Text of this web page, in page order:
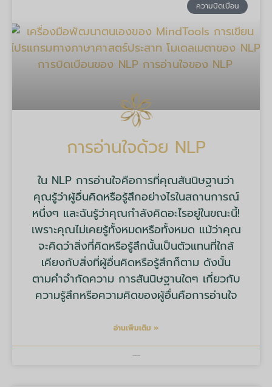
ความบิดเบือน
การอ่านใจด้วย NLP
ใน NLP การอ่านใจคือการที่คุณสันนิษฐานว่า
คุณรู้ว่าผู้อื่นคิดหรือรู้สึกอย่างไรในสถานการณ์
หนึ่งๆ และฉันรู้ว่าคุณกำลังคิดอะไรอยู่ในขณะนี้!
เพราะคุณไม่เคยรู้ทั้งหมดหรือทั้งหมด แม้ว่าคุณ
จะคิดว่าสิ่งที่คิดหรือรู้สึกนั้นเป็นตัวแทนที่ใกล้
เคียงกับสิ่งที่ผู้อื่นคิดหรือรู้สึกก็ตาม ดังนั้น
ตามคำจำกัดความ การสันนิษฐานใดๆ เกี่ยวกับ
ความรู้สึกหรือความคิดของผู้อื่นคือการอ่านใจ
อ่านเพิ่มเติม »